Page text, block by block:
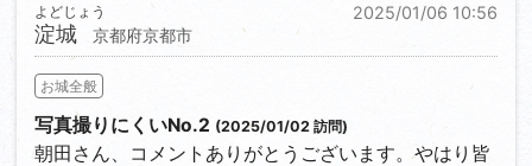
2025/01/06 10:56
淀城
よどじょう
京都府京都市
お城全般
写真撮りにくいNo.2 (2025/01/02 訪問)
朝田さん、コメントありがとうございます。やはり皆